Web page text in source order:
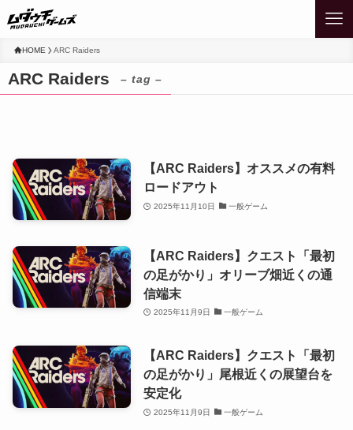
HOME ARC Raiders
ARC Raiders – tag –
【ARC Raiders】オススメの有料
ロードアウト
2025年11月10日 一般ゲーム
【ARC Raiders】クエスト「最初
の足がかり」オリーブ畑近くの通
信端末
2025年11月9日 一般ゲーム
【ARC Raiders】クエスト「最初
の足がかり」尾根近くの展望台を
安定化
2025年11月9日 一般ゲーム